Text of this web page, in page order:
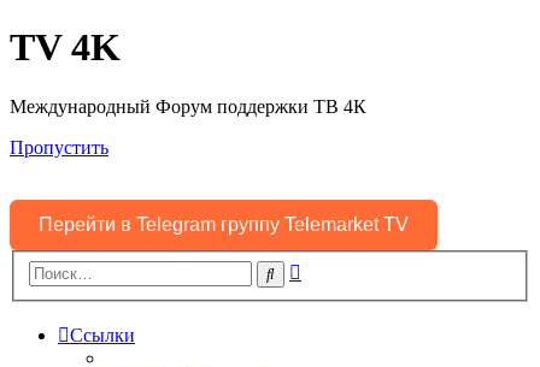
TV 4K
Международный Форум поддержки ТВ 4К
Пропустить
Перейти в Telegram группу Telemarket TV
Поиск
Ссылки